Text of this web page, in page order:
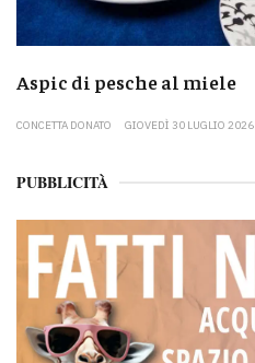
Aspic di pesche al miele
CONCETTA DONATO GIOVEDÌ 30 LUGLIO 2026
PUBBLICITÀ